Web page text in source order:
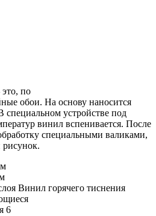
по
обои. На основу наносится
устройстве под
винил вспенивается. После
специальными валиками,
Винил горячего тиснения
6